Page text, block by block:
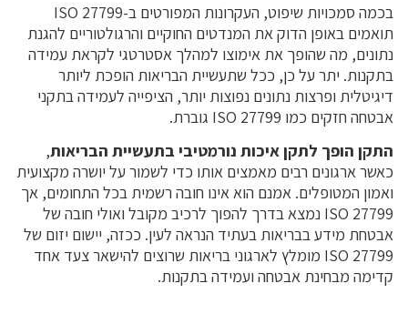
בכמה סמכויות שיפוט, העקרונות המפורטים ב-ISO 27799
תואמים באופן הדוק את המנדטים החוקיים והרגולטוריים להגנת
נתונים, מה שהופך את אימוצו למהלך אסטרטגי לקראת עמידה
בתקנות. יתר על כן, ככל שתעשיית הבריאות הופכת ליותר
דיגיטלית ופרצות נתונים נפוצות יותר, הציפייה לעמידה בתקני
אבטחה חזקים כמו ISO 27799 גוברת.
התקן הופך לתקן איכות נורמטיבי בתעשיית הבריאות,
כאשר ארגונים רבים מאמצים אותו כדי לשמור על יושרה מקצועית
ואמון המטופלים. אמנם הוא אינו חובה רשמית בכל התחומים, אך
ISO 27799 נמצא בדרך להפוך לרכיב מקובל ואולי חובה של
אבטחת מידע בבריאות בעתיד הנראה לעין. ככזה, יישום יזום של
ISO 27799 מומלץ לארגוני בריאות שרוצים להישאר צעד אחד
קדימה מבחינת אבטחה ועמידה בתקנות.